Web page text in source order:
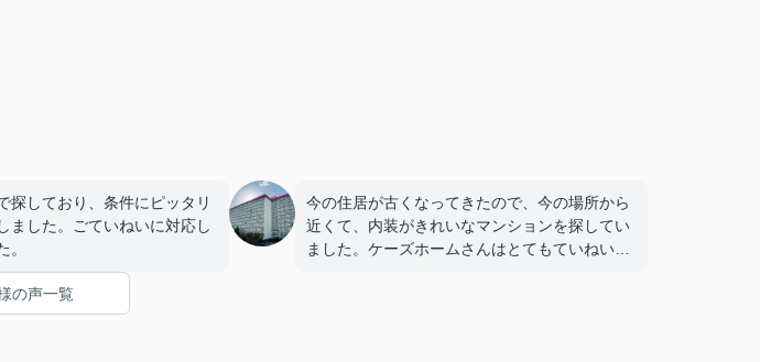
探しており、条件にピッタリ
ました。ごていねいに対応し
。
今の住居が古くなってきたので、今の場所から
近くて、内装がきれいなマンションを探してい
ました。ケーズホームさんはとてもていねいな
の声一覧